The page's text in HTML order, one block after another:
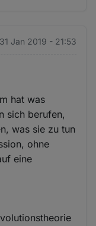
Jan 2019 - 21:53
hat was
sich berufen,
was sie zu tun
ohne
eine